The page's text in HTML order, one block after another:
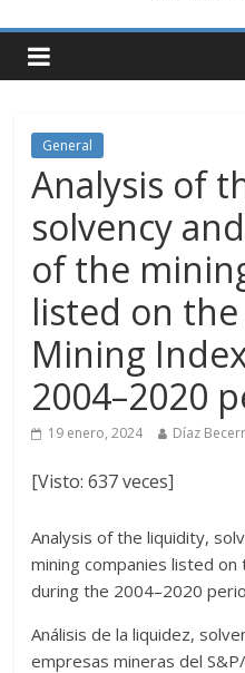
General
Analysis of
solvency
of the
listed on the
Mining
2004–2020
19 enero, 2024 Díaz
[Visto: 637 veces]
Analysis of the liquidity,
mining companies listed on
during the 2004–2020
Análisis de la liquidez,
empresas mineras del